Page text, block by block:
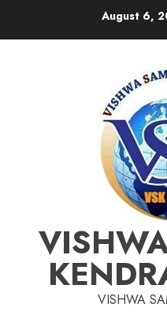
August 6,
VISHWA